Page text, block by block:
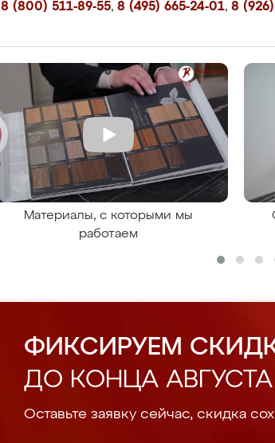
8 (800) 511-89-55, 8 (495) 665-24-01, 8
Материалы, с которыми мы
работаем
ФИКСИРУЕМ
ДО КОНЦА АВГУСТА
Оставьте заявку сейчас, скидка